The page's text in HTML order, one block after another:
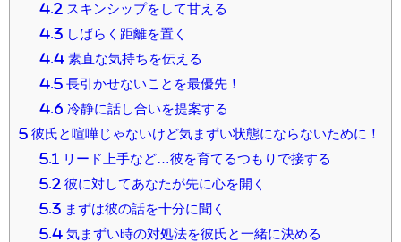
4.2 スキンシップをして甘える
4.3しばらく距離を置く
4.4素直な気持ちを伝える
4.5長引かせないことを最優先！
4.6 冷静に話し合いを提案する
5 彼氏と喧嘩じゃないけど気まずい状態にならないために！
5.1
リード上手など…彼を育てるつもりで接する
5.2 彼に対してあなたが先に心を開く
5.3まずは彼の話を十分に聞く
5.4気まずい時の対処法を彼氏と一緒に決める